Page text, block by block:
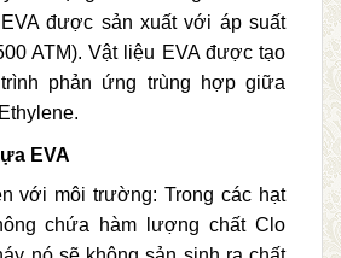
được sản xuất với áp suất
ATM). Vật liệu EVA được tạo
phản ứng trùng hợp giữa
EVA
với môi trường: Trong các hạt
chứa hàm lượng chất Clo